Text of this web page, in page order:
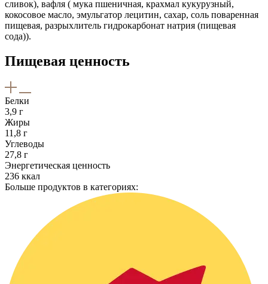
сливок), вафля ( мука пшеничная, крахмал кукурузный,
кокосовое масло, эмульгатор лецитин, сахар, соль поваренная
пищевая, разрыхлитель гидрокарбонат натрия (пищевая
сода)).
Пищевая ценность
Белки
3,9 г
Жиры
11,8 г
Углеводы
27,8 г
Энергетическая ценность
236 ккал
Больше продуктов в категориях: